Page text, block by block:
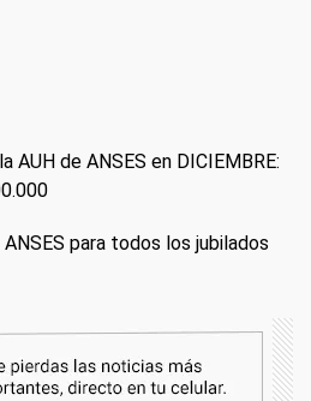
AUH de ANSES en DICIEMBRE:
para todos los jubilados